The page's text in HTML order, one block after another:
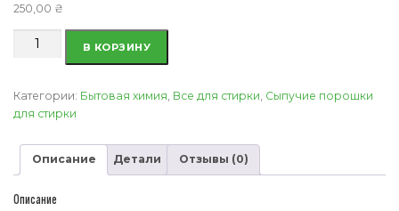
250,00 ₴
Количество
для
Мит
кг
Denk
В КОРЗИНУ
Категории: Бытовая химия Все для стирки Сыпучие порошки
для стирки
Описание Детали Отзывы (0)
Описание